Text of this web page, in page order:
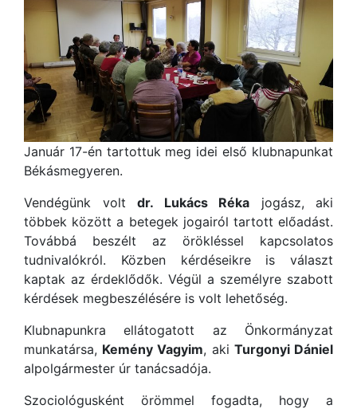
Január 17-én tartottuk meg idei első klubnapunkat
Békásmegyeren.
Vendégünk volt dr. Lukács Réka jogász, aki
többek között a betegek jogairól tartott előadást.
Továbbá beszélt az örökléssel kapcsolatos
tudnivalókról. Közben kérdéseikre is választ
kaptak az érdeklődők. Végül a személyre szabott
kérdések megbeszélésére is volt lehetőség.
Klubnapunkra ellátogatott az Önkormányzat
munkatársa, Kemény Vagyim, aki Turgonyi Dániel
alpolgármester úr tanácsadója.
Szociológusként örömmel fogadta, hogy a